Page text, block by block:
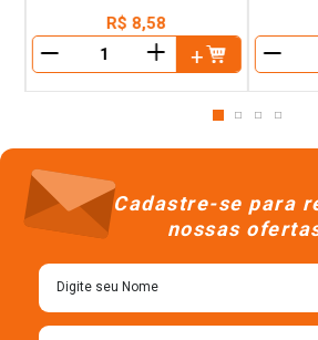
R$ 8,58
＋
Cadastre-se para
nossas